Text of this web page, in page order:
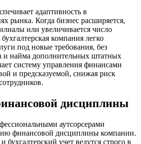
адаптивность в
рынка. Когда бизнес расширяется,
или увеличивается число
компания легко
под новые требования, без
и найма дополнительных штатных
систему управления финансами
и предсказуемой, снижая риск
дисциплины
аутсорсерами
финансовой дисциплины компании.
бухгалтерский учет ведутся строго в